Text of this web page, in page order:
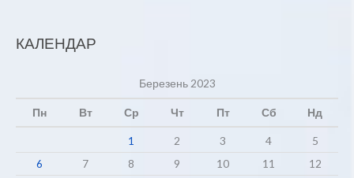
КАЛЕНДАР
Березень 2023
Пн Вт Ср Чт Пт Сб Нд
1 2 3 4
5
6
7 8 9 10 11
12